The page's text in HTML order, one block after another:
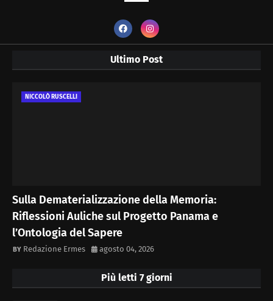
Ultimo Post
NICCOLÒ RUSCELLI
Sulla Dematerializzazione della Memoria:
Riflessioni Auliche sul Progetto Panama e
l’Ontologia del Sapere
Redazione Ermes agosto 04, 2026
Più letti 7 giorni